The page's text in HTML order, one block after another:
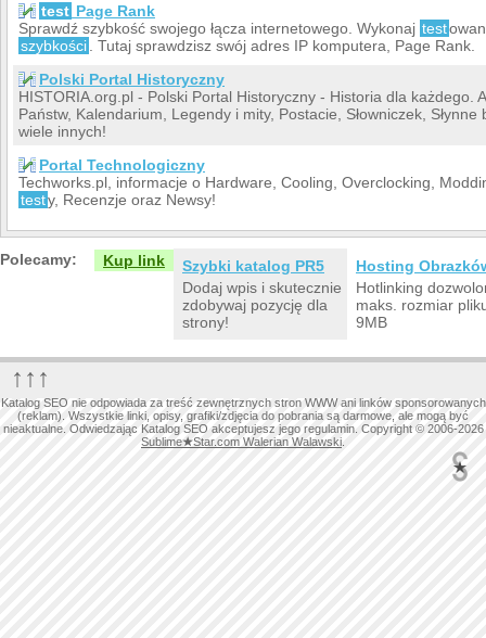
test Page Rank
Sprawdź szybkość swojego łącza internetowego. Wykonaj test
szybkości
. Tutaj sprawdzisz swój adres IP komputera, Page Rank.
Polski Portal Historyczny
HISTORIA.org.pl - Polski Portal Historyczny - Historia dla każdego.
Państw, Kalendarium, Legendy i mity, Postacie, Słowniczek, Słynne
wiele innych!
Portal Technologiczny
Techworks.pl, informacje o Hardware, Cooling, Overclocking,
testy, Recenzje oraz Newsy!
Polecamy: Kup link
Szybki katalog PR5
Dodaj wpis i skutecznie
zdobywaj pozycję dla
strony!
Hosting
Hotlinking
maks. rozmiar
9MB
↑↑↑
Katalog SEO nie odpowiada za treść zewnętrznych stron WWW ani linków sponsorowanych
(reklam). Wszystkie linki, opisy, grafiki/zdjęcia do pobrania są darmowe, ale mogą być
nieaktualne. Odwiedzając Katalog SEO akceptujesz jego regulamin. Copyright © 2006-2026
Sublime★Star.com Walerian Walawski